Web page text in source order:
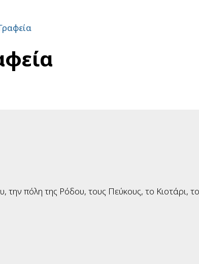
την πόλη της Ρόδου, τους Πεύκους, το Κιοτάρι,